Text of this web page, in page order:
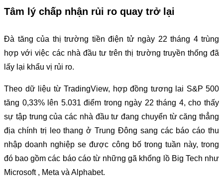
Tâm lý chấp nhận rủi ro quay trở lại
Đà tăng của thị trường tiền điện tử ngày 22 tháng 4 trùng
hợp với việc các nhà đầu tư trên thị trường truyền thống đã
lấy lại khẩu vị rủi ro.
Theo dữ liệu từ TradingView, hợp đồng tương lai S&P 500
tăng 0,33% lên 5.031 điểm trong ngày 22 tháng 4, cho thấy
sự tập trung của các nhà đầu tư đang chuyển từ căng thẳng
địa chính trị leo thang ở Trung Đông sang các báo cáo thu
nhập doanh nghiệp se được công bố trong tuần này, trong
đó bao gồm các báo cáo từ những gã khổng lồ Big Tech như
Microsoft , Meta và Alphabet.